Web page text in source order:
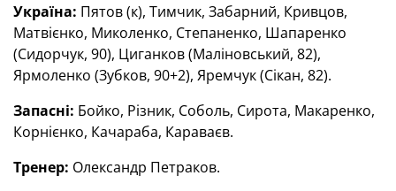
Україна: Пятов (к), Тимчик, Забарний, Кривцов,
Матвієнко, Миколенко, Степаненко, Шапаренко
(Сидорчук, 90), Циганков (Маліновський, 82),
Ярмоленко (Зубков, 90+2), Яремчук (Сікан, 82).
Запасні: Бойко, Різник, Соболь, Сирота, Макаренко,
Корнієнко, Качараба, Караваєв.
Тренер: Олександр Петраков.